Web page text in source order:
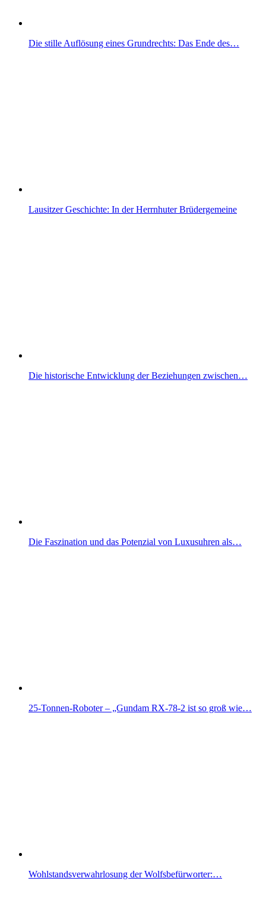
Die stille Auflösung eines Grundrechts: Das Ende des…
Lausitzer Geschichte: In der Herrnhuter Brüdergemeine
Die historische Entwicklung der Beziehungen zwischen…
Die Faszination und das Potenzial von Luxusuhren als…
25-Tonnen-Roboter – „Gundam RX-78-2 ist so groß wie…
Wohlstandsverwahrlosung der Wolfsbefürworter:…